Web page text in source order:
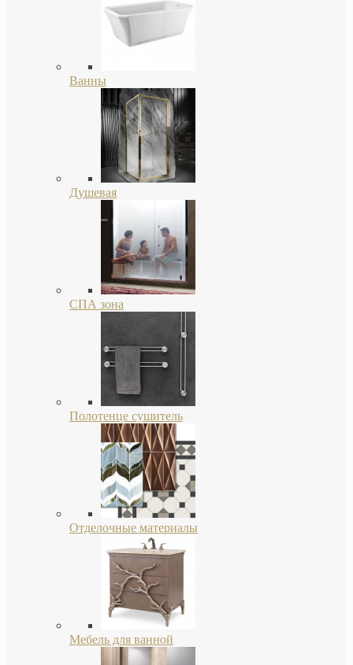
Ванны
Душевая
СПА зона
Полотенце сушитель
Отделочные материалы
Мебель для ванной